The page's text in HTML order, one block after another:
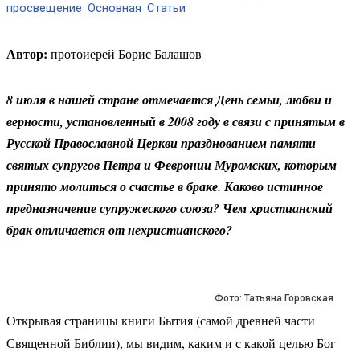
просвещение Основная Статьи
Автор: протоиерей Борис Балашов
8 июля в нашей стране отмечается День семьи, любви и
верности, установленный в 2008 году в связи с принятым в
Русской Православной Церкви празднованием памяти
святых супругов Петра и Февронии Муромских, которым
принято молиться о счастье в браке. Каково истинное
предназначение супружеского союза? Чем христианский
брак отличается от нехристианского?
Фото: Татьяна Горовская
Открывая страницы книги Бытия (самой древней части
Священной Библии), мы видим, каким и с какой целью Бог